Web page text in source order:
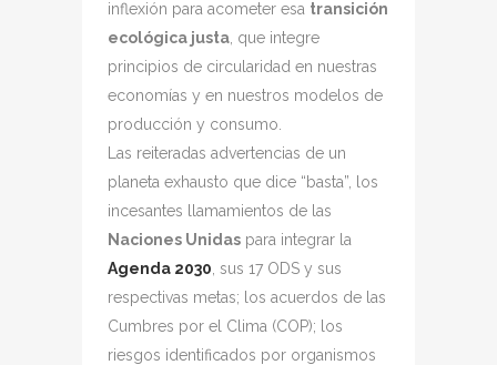
inflexión para acometer esa transición
ecológica justa , que integre
principios de circularidad en nuestras
economías y en nuestros modelos de
producción y consumo.
Las reiteradas advertencias de un
planeta exhausto que dice “basta”, los
incesantes llamamientos de las
Naciones Unidas para integrar la
Agenda 2030 , sus 17 ODS y sus
respectivas metas; los acuerdos de las
Cumbres por el Clima (COP); los
riesgos identificados por organismos